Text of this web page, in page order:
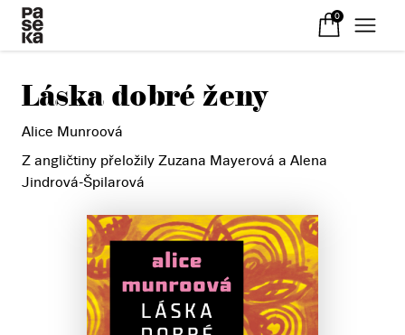
0
Láska dobré ženy
Alice Munroová
Z angličtiny přeložily Zuzana Mayerová a Alena
Jindrová-Špilarová